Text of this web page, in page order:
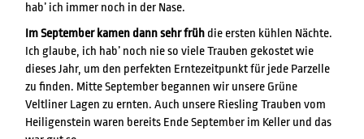
hab’ ich immer noch in der Nase.
Im September kamen dann sehr früh die ersten kühlen Nächte.
Ich glaube, ich hab’ noch nie so viele Trauben gekostet wie
dieses Jahr, um den perfekten Erntezeitpunkt für jede Parzelle
zu finden. Mitte September begannen wir unsere Grüne
Veltliner Lagen zu ernten. Auch unsere Riesling Trauben vom
Heiligenstein waren bereits Ende September im Keller und das